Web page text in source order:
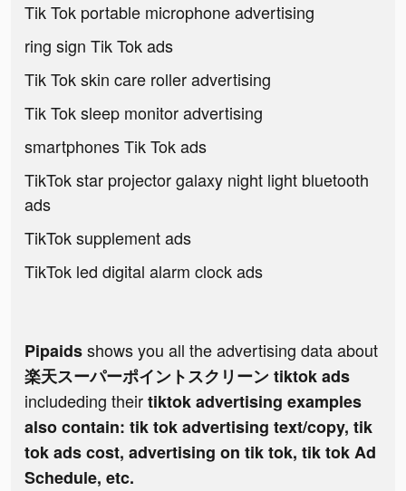
Tik Tok portable microphone advertising
ring sign Tik Tok ads
Tik Tok skin care roller advertising
Tik Tok sleep monitor advertising
smartphones Tik Tok ads
TikTok star projector galaxy night light bluetooth
ads
TikTok supplement ads
TikTok led digital alarm clock ads
Pipaidsshows you all the advertising data about
楽天スーパーポイントスクリーン tiktok ads
includeding theirtiktok advertising examples
also contain: tik tok advertising text/copy, tik
tok ads cost, advertising on tik tok, tik tok Ad
Schedule, etc.